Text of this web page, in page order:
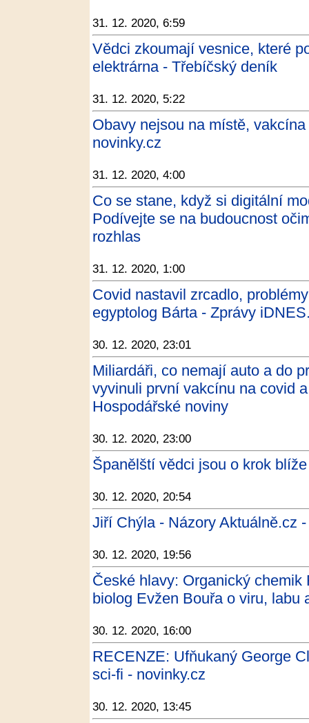
31. 12. 2020, 6:59
Vědci zkoumají vesnice, které
elektrárna - Třebíčský deník
31. 12. 2020, 5:22
Obavy nejsou na místě,
novinky.cz
31. 12. 2020, 4:00
Co se stane, když si digitální
Podívejte se na budoucnost
rozhlas
31. 12. 2020, 1:00
Covid nastavil zrcadlo,
egyptolog Bárta - Zprávy
30. 12. 2020, 23:01
Miliardáři, co nemají auto a do
vyvinuli první vakcínu na covid
Hospodářské noviny
30. 12. 2020, 23:00
Španělští vědci jsou o krok
30. 12. 2020, 20:54
Jiří Chýla - Názory Aktuálně.cz
30. 12. 2020, 19:56
České hlavy: Organický
biolog Evžen Bouřa o viru, labu
30. 12. 2020, 16:00
RECENZE: Ufňukaný George
sci-fi - novinky.cz
30. 12. 2020, 13:45